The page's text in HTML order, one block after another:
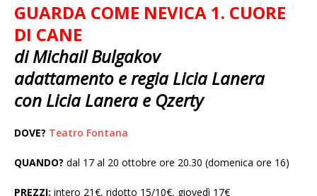
GUARDA COME NEVICA 1. CUORE
DI CANE
di Michail Bulgakov
adattamento e regia Licia Lanera
con Licia Lanera e Qzerty
DOVE? Teatro Fontana
QUANDO? dal 17 al 20 ottobre ore 20.30 (domenica ore 16)
PREZZI: intero 21€, ridotto 15/10€, giovedì 17€